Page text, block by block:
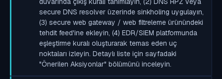
secure DNS resolver üzerinde sinkholing uygulayın,
(3) secure web gateway / web filtreleme ürünündeki
tehdit feed'ine ekleyin, (4) EDR/SIEM platformunda
eşleştirme kuralı oluşturarak temas eden uç
noktaları izleyin. Detaylı liste için sayfadaki
"Önerilen Aksiyonlar" bölümünü inceleyin.